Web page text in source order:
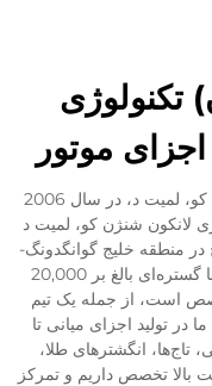
تکنولوژی
موتور
شرکت تکنولوژی دقیق باورویهوا (دونگقوان) کو، لمیت د، در سال 2006
شنژن کو، لمیت د
منطقه خلیج گوانگدونگ-
هنگ کنگ-ماکائو می‌باشد. سالن تولیدی ما با گستره‌ای بالغ بر 20,000
از 500 کارمند متخصص است، از جمله یک تیم
متشکل از بیش از 30 نفر. ما در تولید اجزای میانی تا
تاج‌ها، انگشترهای طلا،
بالا تخصص داریم و تمرکز